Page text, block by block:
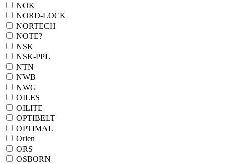
NOK
NORD-LOCK
NORTECH
NOTE?
NSK
NSK-PPL
NTN
NWB
NWG
OILES
OILITE
OPTIBELT
OPTIMAL
Orlen
ORS
OSBORN